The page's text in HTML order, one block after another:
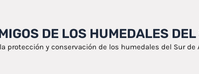
DE LOS HUMEDALES
protección y conservación de los humedales del Sur de